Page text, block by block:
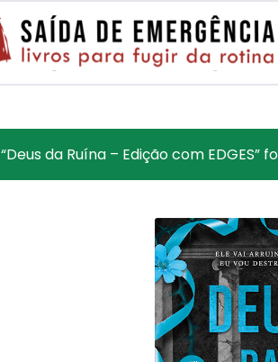
“Deus da Ruína – Edição com EDGES”